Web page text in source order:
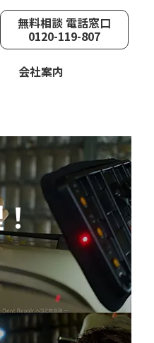
無料相談 電話窓口
0120-119-807
会社案内